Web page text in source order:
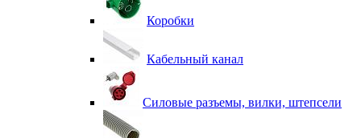
Коробки
Кабельный канал
Силовые разъемы, вилки, штепсели